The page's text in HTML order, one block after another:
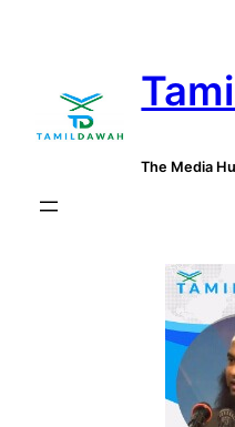
The Media